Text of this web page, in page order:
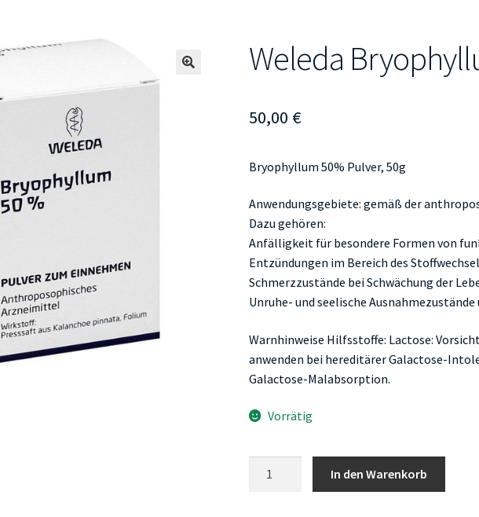
Weleda
50,00 €
Bryophyllum 50% Pulver, 50g
Anwendungsgebiete: gemäß der
Dazu gehören:
Anfälligkeit für besondere Formen von
Entzündungen im Bereich des
Schmerzzustände bei Schwächung der
Unruhe- und seelische
Warnhinweise Hilfsstoffe: Lactose:
anwenden bei hereditärer Galactose-
Galactose-Malabsorption.
Vorrätig
In den Warenkorb